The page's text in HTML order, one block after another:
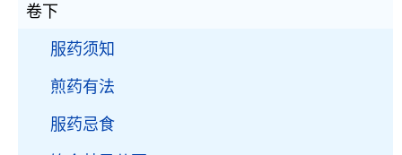
卷下
服药须知
煎药有法
服药忌食